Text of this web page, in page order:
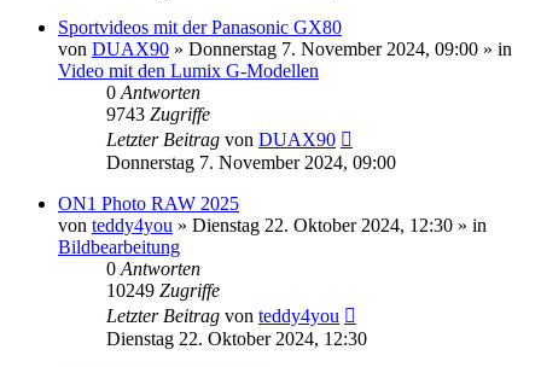
Sportvideos mit der Panasonic GX80
von DUAX90 » Donnerstag 7. November 2024, 09:00 » in
Video mit den Lumix G-Modellen
0 Antworten
9743 Zugriffe
Letzter Beitrag von DUAX90
Donnerstag 7. November 2024, 09:00
ON1 Photo RAW 2025
von teddy4you » Dienstag 22. Oktober 2024, 12:30 » in
Bildbearbeitung
0 Antworten
10249 Zugriffe
Letzter Beitrag von teddy4you
Dienstag 22. Oktober 2024, 12:30